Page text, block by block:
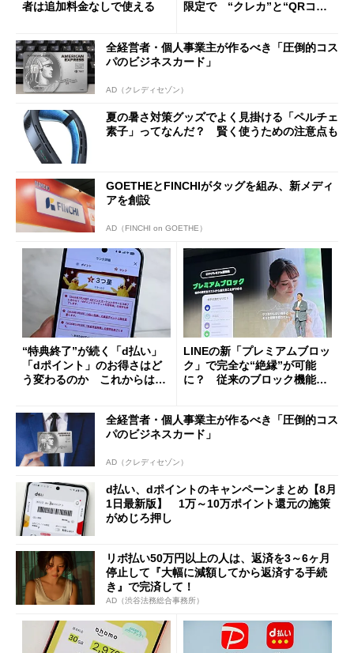
者は追加料金なしで使える
限定で “クレカ”と“QRコー
全経営者・個人事業主が作るべき「圧倒的コス
パのビジネスカード」
AD（クレディセゾン）
夏の暑さ対策グッズでよく見掛ける「ペルチェ
素子」ってなんだ？ 賢く使うための注意点も
GOETHEとFINCHIがタッグを組み、新メディ
アを創設
AD（FINCHI on GOETHE）
“特典終了”が続く「d払い」
「dポイント」のお得さはど
う変わるのか これからは
LINEの新「プレミアムブロッ
ク」で完全な“絶縁”が可能
に？ 従来のブロック機能と
全経営者・個人事業主が作るべき「圧倒的コス
パのビジネスカード」
AD（クレディセゾン）
d払い、dポイントのキャンペーンまとめ【8月
1日最新版】 1万～10万ポイント還元の施策
がめじろ押し
リボ払い50万円以上の人は、返済を3～6ヶ月
停止して『大幅に減額してから返済する手続
き』で完済して！
AD（渋谷法務総合事務所）